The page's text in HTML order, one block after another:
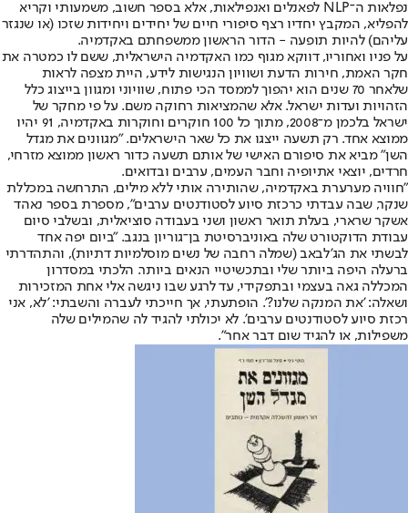
נפלאות ה־NLP לפאנלים ואנפילאות, אלא בספר חשוב, משמעותי וקריא
להפליא, המקבץ יחדיו רצף סיפורי חיים של יחידים ויחידות שזכו (או שנגזר
עליהם) להיות תופעה - הדור הראשון ממשפחתם באקדמיה.
על פניו ואחוריו, דווקא מגוף כמו האקדמיה הישראלית, ששם לו כמטרה את
חקר האמת, חירות הדעת ושוויון הנגישות לידע, היית מצפה לראות
שלאחר 70 שנים הוא יהפוך לממסד הכי פתוח, שוויוני ומגוון בייצוג כלל
הזהויות ועדות ישראל. אלא שהמציאות רחוקה משם. על פי מחקר של
ישראל בלכמן מ־2008, מתוך כל 100 חוקרים וחוקרות באקדמיה, 91 יהיו
ממוצא אחד. רק תשעה ייצגו את כל שאר הישראלים. "מגוונים את מגדל
השן" מביא את סיפורם האישי של אותם תשעה כדור ראשון ממוצא מזרחי,
חרדים, יוצאי אתיופיה וחבר העמים, ערבים ובדואים.
"חוויה מערערת באקדמיה, שהותירה אותי ללא מילים, התרחשה במכללת
שנקר, שבה עבדתי כרכזת סיוע לסטודנטים ערבים", מספרת בספר נאהד
אשקר שרארי, בעלת תואר ראשון ושני בעבודה סוציאלית, ובשלבי סיום
עבודת הדוקטורט שלה באוניברסיטת בן־גוריון בנגב. "ביום יפה אחד
לבשתי את הג'לבאב (שמלה רחבה של נשים מוסלמיות דתיות), והתהדרתי
ברעלה היפה ביותר שלי ובתכשיטיי הנאים ביותר. הלכתי במסדרון
המכללה גאה בעצמי ובתפקידי, עד לרגע שבו ניגשה אלי אחת המזכירות
ושאלה: 'את המנקה שלנו?'. הופתעתי, אך חייכתי לעברה והשבתי: 'לא, אני
רכזת סיוע לסטודנטים ערבים'. לא יכולתי להגיד לה שהמילים שלה
משפילות, או להגיד שום דבר אחר".